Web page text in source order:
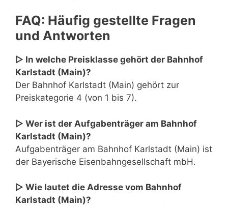
FAQ: Häufig gestellte Fragen
und Antworten
▷ In welche Preisklasse gehört der Bahnhof
Karlstadt (Main)?
Der Bahnhof Karlstadt (Main) gehört zur
Preiskategorie 4 (von 1 bis 7).
▷ Wer ist der Aufgabenträger am Bahnhof
Karlstadt (Main)?
Aufgabenträger am Bahnhof Karlstadt (Main) ist
der Bayerische Eisenbahngesellschaft mbH.
▷ Wie lautet die Adresse vom Bahnhof
Karlstadt (Main)?